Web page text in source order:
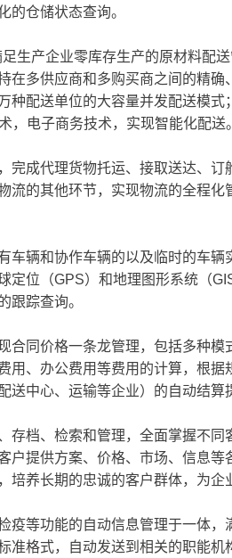
货畅其流，一城繁华——看烟台现代物流发展
的仓储状态查询。
产企业零库存生产的原材料配送
多供应商和多购买商之间的精确
种配送单位的大容量并发配送模式
，电子商务技术，实现智能化配送。
成代理货物托运、接取送达、订
流的其他环节，实现物流的全程
辆和协作车辆的以及临时的车辆
定位（GPS）和地理图形系统（
跟踪查询。
同价格一条龙管理，包括多种模
用、办公费用等费用的计算，根据
中心、运输等企业）的自动结算
档、检索和管理，全面掌握不同
户提供方案、价格、市场、信息
养长期的忠诚的客户群体，为企
等功能的自动信息管理于一体，
准格式，自动发送到相关的职能